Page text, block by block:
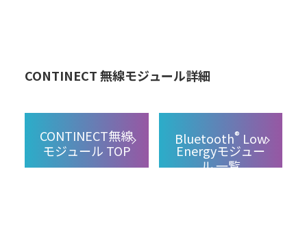
CONTINECT 無線モジュール詳細
CONTINECT無線
モジュール TOP
Bluetooth® Low
Energyモジュー
ル 一覧